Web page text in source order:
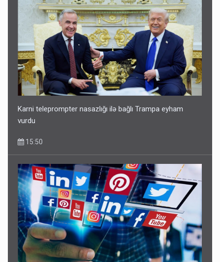
Ərdoğana sui-qəsd planının iştirakçısı detalları açıqladı
5 Avqust 16:56
Karni teleprompter nasazlığı ilə bağlı Trampa eyham
vurdu
15:50